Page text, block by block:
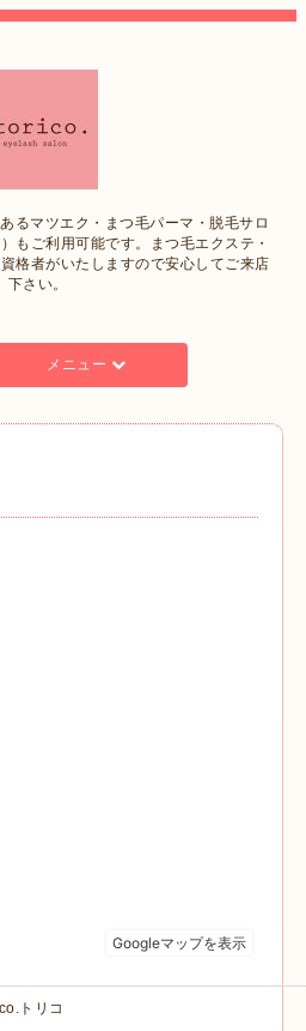
るマツエク・まつ毛パーマ・脱毛サロ
もご利用可能です。まつ毛エクステ・
格者がいたしますので安心してご来店
下さい。
メニュー
トリコ